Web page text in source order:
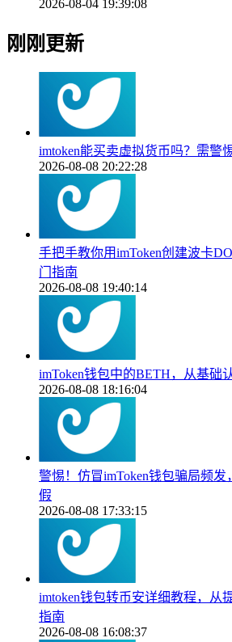
2026-08-04 19:39:08
刚刚更新
imtoken能买卖虚拟货币吗？需警
2026-08-08 20:22:28
手把手教你用imToken创建波卡
门指南
2026-08-08 19:40:14
imToken钱包中的BETH，从基础
2026-08-08 18:16:04
警惕！仿冒imToken钱包骗局频发
假
2026-08-08 17:33:15
imtoken钱包转币安详细教程，从
指南
2026-08-08 16:08:37